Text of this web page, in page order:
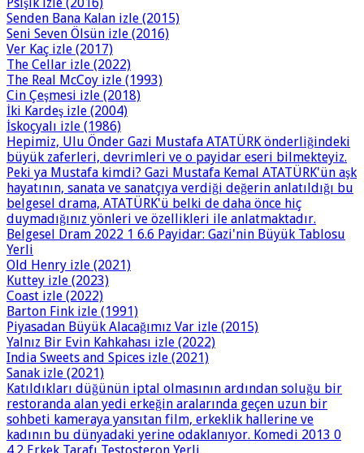
Senden Bana Kalan izle (2015)
Seni Seven Ölsün izle (2016)
Ver Kaç izle (2017)
The Cellar izle (2022)
The Real McCoy izle (1993)
Cin Çeşmesi izle (2018)
İki Kardeş izle (2004)
İskoçyalı izle (1986)
Hepimiz, Ulu Önder Gazi Mustafa ATATÜRK önderliğindeki
büyük zaferleri, devrimleri ve o payidar eseri bilmekteyiz.
Peki ya Mustafa kimdi? Gazi Mustafa Kemal ATATÜRK'ün aşk
hayatının, sanata ve sanatçıya verdiği değerin anlatıldığı bu
belgesel drama, ATATÜRK'ü belki de daha önce hiç
duymadığınız yönleri ve özellikleri ile anlatmaktadır.
Belgesel Dram 2022 1 6.6 Payidar: Gazi'nin Büyük Tablosu
Yerli
Old Henry izle (2021)
Kuttey izle (2023)
Coast izle (2022)
Barton Fink izle (1991)
Piyasadan Büyük Alacağımız Var izle (2015)
Yalnız Bir Evin Kahkahası izle (2022)
India Sweets and Spices izle (2021)
Sanak izle (2021)
Katıldıkları düğünün iptal olmasının ardından soluğu bir
restoranda alan yedi erkeğin aralarında geçen uzun bir
sohbeti kameraya yansıtan film, erkeklik hallerine ve
kadının bu dünyadaki yerine odaklanıyor. Komedi 2013 0